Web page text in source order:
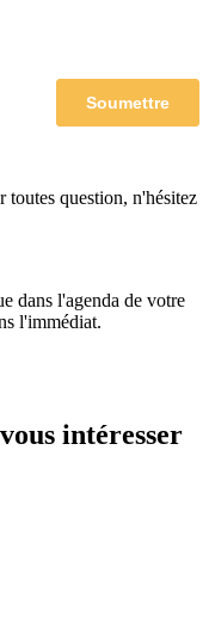
toutes question, n'hésitez
dans l'agenda de votre
l'immédiat.
intéresser